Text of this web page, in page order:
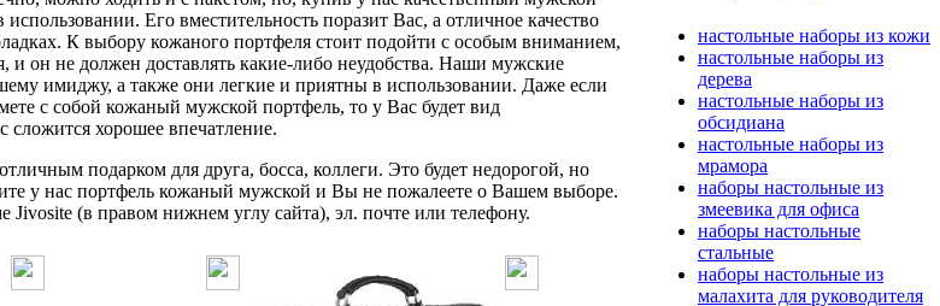
Его вместительность поразит Вас, а отличное качество
К выбору кожаного портфеля стоит подойти с особым вниманием,
и он не должен доставлять какие-либо неудобства. Наши мужские
имиджу, а также они легкие и приятны в использовании. Даже если
с собой кожаный мужской портфель, то у Вас будет вид
сложится хорошее впечатление.
подарком для друга, босса, коллеги. Это будет недорогой, но
у нас портфель кожаный мужской и Вы не пожалеете о Вашем выборе.
(в правом нижнем углу сайта), эл. почте или телефону.
настольные наборы из кожи
настольные наборы из
дерева
настольные наборы из
обсидиана
настольные наборы из
мрамора
наборы настольные из
змеевика для офиса
наборы настольные
стальные
наборы настольные из
малахита для руководителя